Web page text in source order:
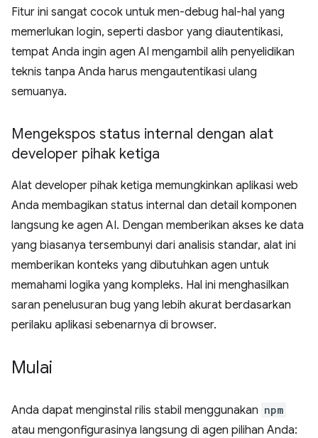
Fitur ini sangat cocok untuk men-debug hal-hal yang
memerlukan login, seperti dasbor yang diautentikasi,
tempat Anda ingin agen AI mengambil alih penyelidikan
teknis tanpa Anda harus mengautentikasi ulang
semuanya.
Mengekspos status internal dengan alat
developer pihak ketiga
Alat developer pihak ketiga memungkinkan aplikasi web
Anda membagikan status internal dan detail komponen
langsung ke agen AI. Dengan memberikan akses ke data
yang biasanya tersembunyi dari analisis standar, alat ini
memberikan konteks yang dibutuhkan agen untuk
memahami logika yang kompleks. Hal ini menghasilkan
saran penelusuran bug yang lebih akurat berdasarkan
perilaku aplikasi sebenarnya di browser.
Mulai
Anda dapat menginstal rilis stabil menggunakan npm
atau mengonfigurasinya langsung di agen pilihan Anda: